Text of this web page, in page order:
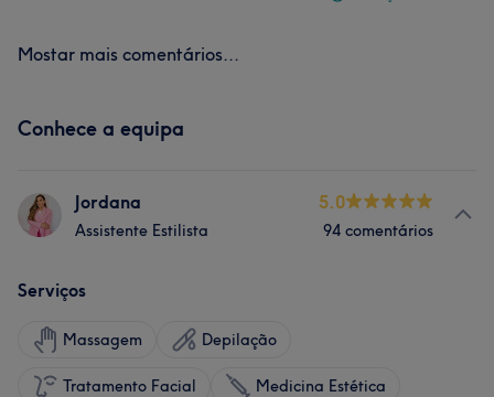
Mostar mais comentários...
Conhece a equipa
Jordana
Assistente Estilista
5.0
94 comentários
Serviços
Massagem Depilação
Tratamento Facial Medicina Estética